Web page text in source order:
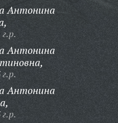
Антонина
Антонина
Антонина
г.р.